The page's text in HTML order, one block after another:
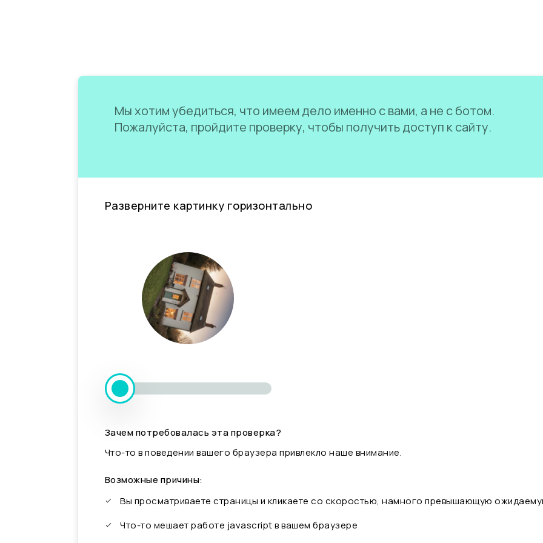
Мы хотим убедиться, что имеем дело именно с вами, а не с ботом.
Пожалуйста, пройдите проверку, чтобы получить доступ к сайту.
Разверните картинку горизонтально
Зачем потребовалась эта проверка?
Что-то в поведении вашего браузера привлекло наше внимание.
Возможные причины:
Вы просматриваете страницы и кликаете со скоростью, намного превышающую
Что-то мешает работе javascript в вашем браузере